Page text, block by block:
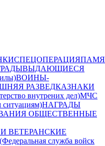
СПЕЦОПЕРАЦИЯ
ВЫДАЮЩИЕСЯ
ВОИНЫ-
РАЗВЕДКАЗНАКИ
внутрених дел)МЧС
НАГРАДЫ
ОБЩЕСТВЕННЫЕ
ВЕТЕРАНСКИЕ
служба войск